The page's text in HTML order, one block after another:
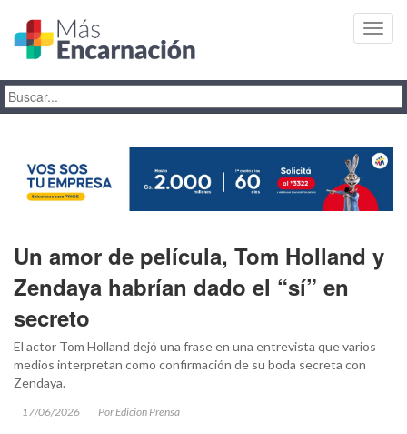
Un amor de película, Tom Holland y
Zendaya habrían dado el “sí” en
secreto
El actor Tom Holland dejó una frase en una entrevista que varios
medios interpretan como confirmación de su boda secreta con
Zendaya.
17/06/2026 Por Edicion Prensa